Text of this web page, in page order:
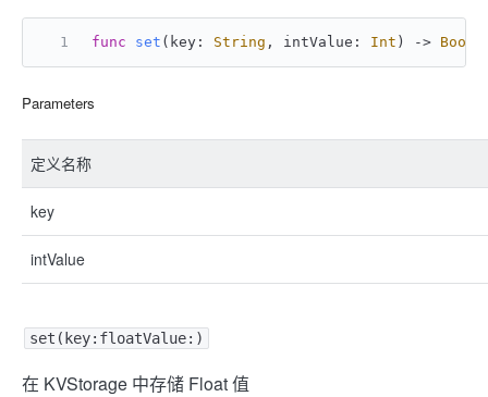
func set ( key : String , intValue : Int ) -> Bool
Parameters
定义名称
key
intValue
set(key:floatValue:)
在 KVStorage 中存储 Float 值